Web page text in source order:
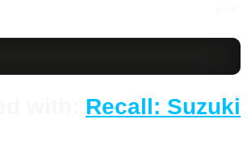
Recall: Suzuki